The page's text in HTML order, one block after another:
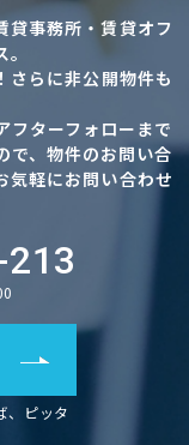
貸事務所・賃貸オフ
さらに非公開物件も
フターフォローまで
で、物件のお問い合
気軽にお問い合わせ
、ピッタ